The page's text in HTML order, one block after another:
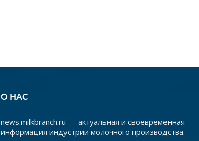
О НАС
news.milkbranch.ru — актуальная и своевременная
информация индустрии молочного производства.